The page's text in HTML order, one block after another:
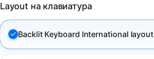
Layout на клавиатура
Backlit Keyboard International layout